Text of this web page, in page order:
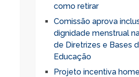
como retirar
Comissão aprova
dignidade menstrual
de Diretrizes e Bases
Educação
Projeto incentiva